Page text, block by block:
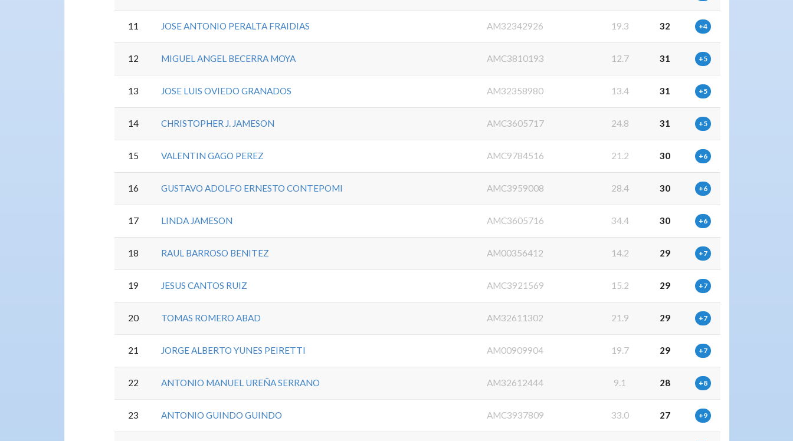
11 JOSE ANTONIO PERALTA FRAIDIAS AM32342926 19.3 32 +4
12 MIGUEL ANGEL BECERRA MOYA AMC3810193 12.7 31 +5
13 JOSE LUIS OVIEDO GRANADOS AM32358980 13.4 31 +5
14 CHRISTOPHER J. JAMESON AMC3605717 24.8 31 +5
15 VALENTIN GAGO PEREZ AMC9784516 21.2 30 +6
16 GUSTAVO ADOLFO ERNESTO CONTEPOMI AMC3959008 28.4 30 +6
17 LINDA JAMESON AMC3605716 34.4 30 +6
18 RAUL BARROSO BENITEZ AM00356412 14.2 29 +7
19 JESUS CANTOS RUIZ AMC3921569 15.2 29 +7
20 TOMAS ROMERO ABAD AM32611302 21.9 29 +7
21 JORGE ALBERTO YUNES PEIRETTI AM00909904 19.7 29 +7
22 ANTONIO MANUEL UREÑA SERRANO AM32612444 9.1 28 +8
23 ANTONIO GUINDO GUINDO AMC3937809 33.0 27 +9